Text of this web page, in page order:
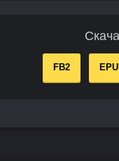
FB2